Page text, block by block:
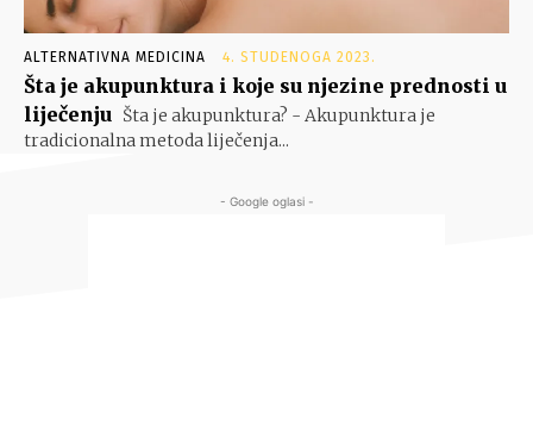
ALTERNATIVNA MEDICINA 4. STUDENOGA 2023.
Šta je akupunktura i koje su njezine prednosti u
liječenju Šta je akupunktura? - Akupunktura je
tradicionalna metoda liječenja...
- Google oglasi -